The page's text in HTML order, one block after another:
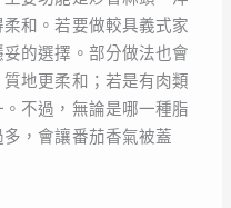
和。若要做較具義式家
的選擇。部分做法也會
地更柔和；若是有肉類
不過，無論是哪一種脂
，會讓番茄香氣被蓋